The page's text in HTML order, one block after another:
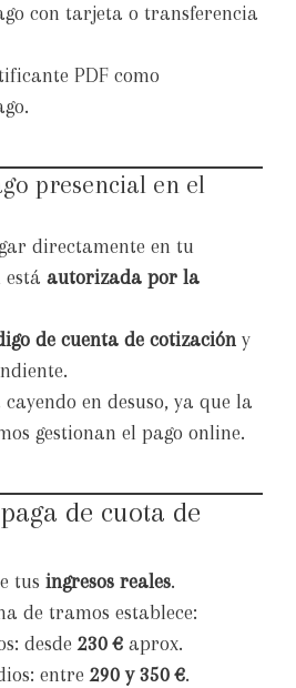
con tarjeta o transferencia
PDF como
presencial en el
directamente en tu
autorizada por la
de cuenta de cotización y
en desuso, ya que la
gestionan el pago online.
de cuota de
tus ingresos reales.
de tramos establece:
desde230 € aprox.
entre290 y 350 €.